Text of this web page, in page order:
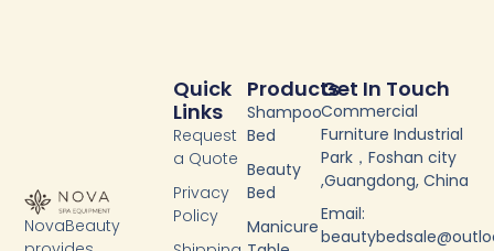
NovaBeauty
Products
Shampoo
Bed
Beauty
Bed
Manicure
Quick
Links
Request
a Quote
Privacy
Policy
Get In Touch
Commercial
Furniture Industrial
Park，Foshan city
,Guangdong, China
Email: